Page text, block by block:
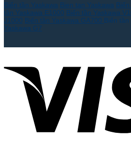
Biến tần Yaskawa Bien tan Yaskawa
tần Yaskawa E1000 Biến tần Yaskawa
J1000 Biến tần Yaskawa GA700 Biến tần
Yaskawa G7